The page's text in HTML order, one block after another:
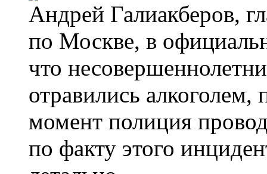
Андрей Галиакберов,
по Москве, в
что
отравились
момент полиция
по факту этого